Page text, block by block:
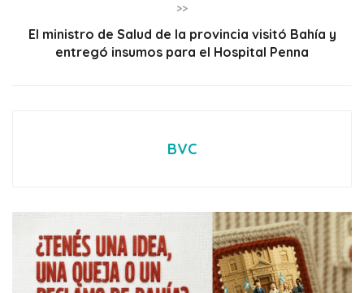
>>
El ministro de Salud de la provincia visitó Bahía y
entregó insumos para el Hospital Penna
BVC